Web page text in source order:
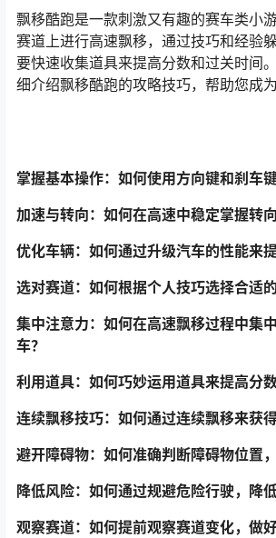
飘移酷跑是一款刺激又有趣的赛车类小
赛道上进行高速飘移，通过技巧和经验
要快速收集道具来提高分数和过关时间
细介绍飘移酷跑的攻略技巧，帮助您成为
掌握基本操作：如何使用方向键和刹车键
加速与转向：如何在高速中稳定掌握转
优化车辆：如何通过升级汽车的性能来
选对赛道：如何根据个人技巧选择合适的
集中注意力：如何在高速飘移过程中集
车？
利用道具：如何巧妙运用道具来提高分
连续飘移技巧：如何通过连续飘移来获
避开障碍物：如何准确判断障碍物位置
降低风险：如何通过规避危险行驶，降
观察赛道：如何提前观察赛道变化，做